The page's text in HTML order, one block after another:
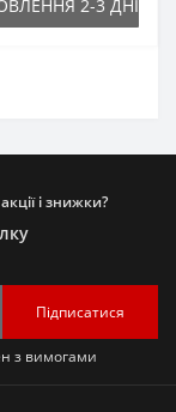
2-3 ДНІ
і знижки?
Підписатися
з вимогами